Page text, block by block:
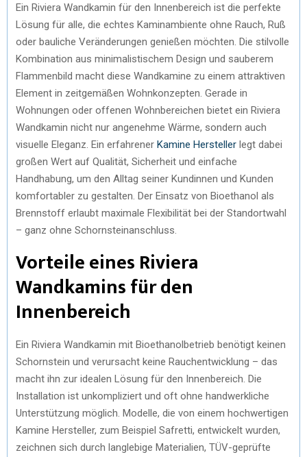
Ein Riviera Wandkamin für den Innenbereich ist die perfekte
Lösung für alle, die echtes Kaminambiente ohne Rauch, Ruß
oder bauliche Veränderungen genießen möchten. Die stilvolle
Kombination aus minimalistischem Design und sauberem
Flammenbild macht diese Wandkamine zu einem attraktiven
Element in zeitgemäßen Wohnkonzepten. Gerade in
Wohnungen oder offenen Wohnbereichen bietet ein Riviera
Wandkamin nicht nur angenehme Wärme, sondern auch
visuelle Eleganz. Ein erfahrener Kamine Hersteller legt dabei
großen Wert auf Qualität, Sicherheit und einfache
Handhabung, um den Alltag seiner Kundinnen und Kunden
komfortabler zu gestalten. Der Einsatz von Bioethanol als
Brennstoff erlaubt maximale Flexibilität bei der Standortwahl
– ganz ohne Schornsteinanschluss.
Vorteile eines Riviera
Wandkamins für den
Innenbereich
Ein Riviera Wandkamin mit Bioethanolbetrieb benötigt keinen
Schornstein und verursacht keine Rauchentwicklung – das
macht ihn zur idealen Lösung für den Innenbereich. Die
Installation ist unkompliziert und oft ohne handwerkliche
Unterstützung möglich. Modelle, die von einem hochwertigen
Kamine Hersteller, zum Beispiel Safretti, entwickelt wurden,
zeichnen sich durch langlebige Materialien, TÜV-geprüfte